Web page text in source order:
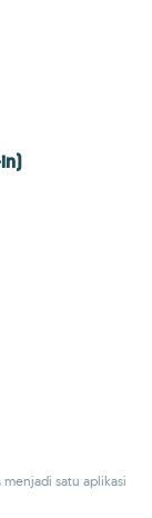
satu aplikasi